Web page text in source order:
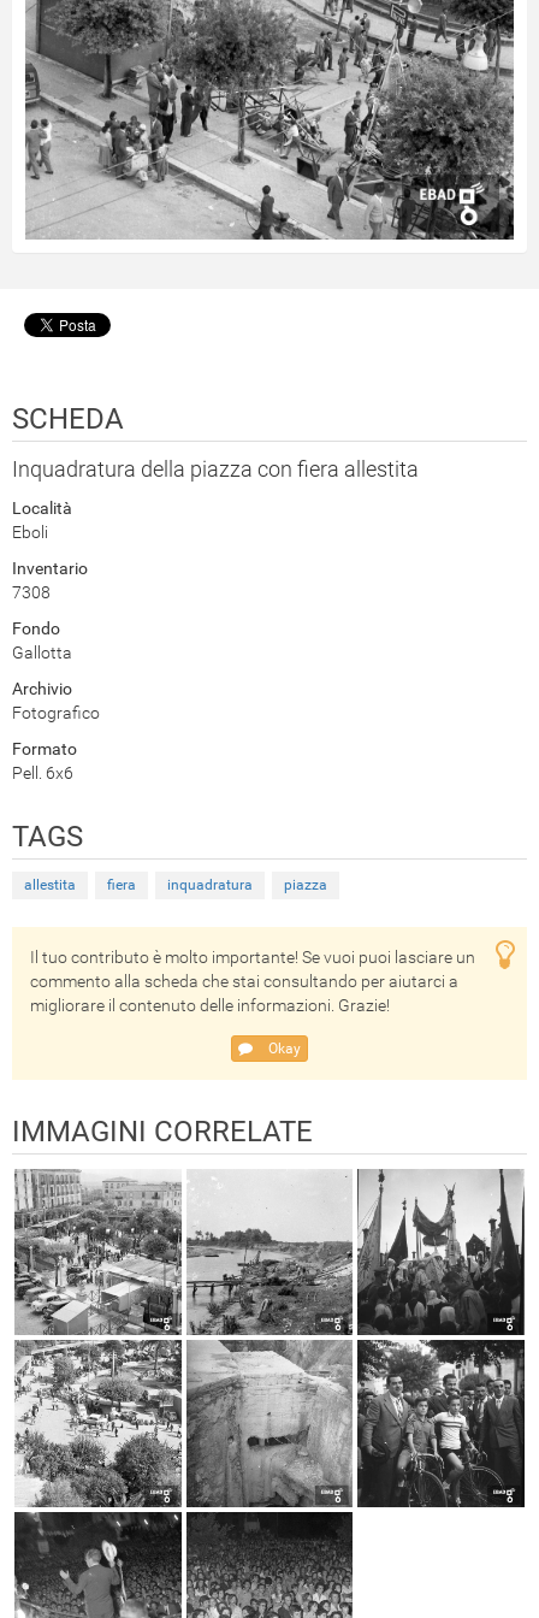
SCHEDA
Inquadratura della piazza con fiera allestita
Località
Eboli
Inventario
7308
Fondo
Gallotta
Archivio
Fotografico
Formato
Pell. 6x6
TAGS
allestita fiera inquadratura piazza
Il tuo contributo è molto importante! Se vuoi puoi lasciare un
commento alla scheda che stai consultando per aiutarci a
migliorare il contenuto delle informazioni. Grazie!
Okay
IMMAGINI CORRELATE